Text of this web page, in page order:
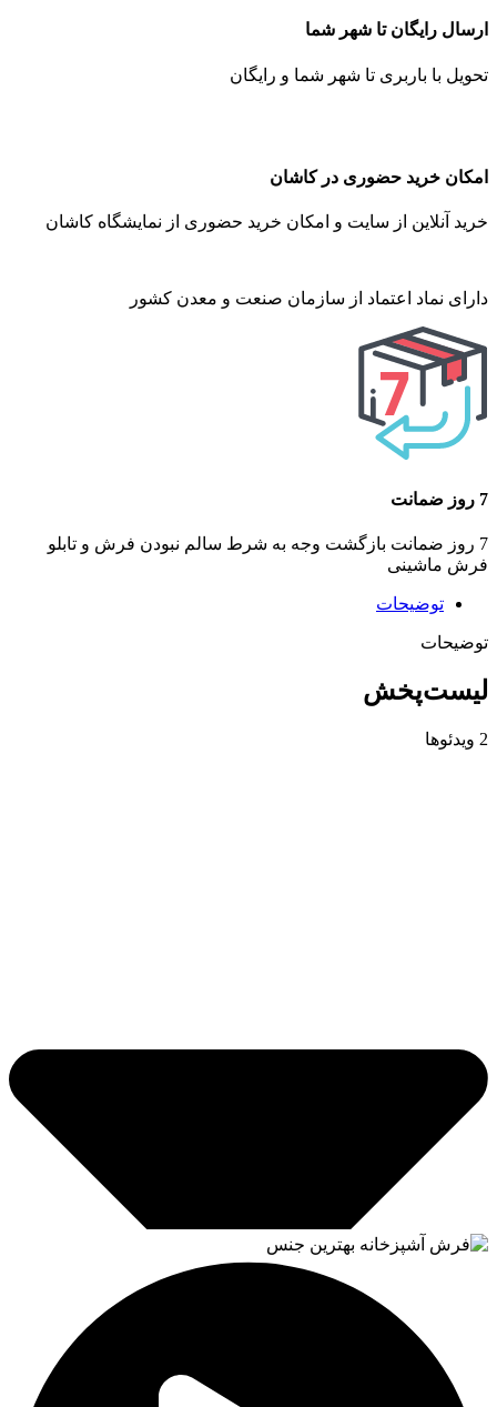
ارسال رایگان تا شهر شما
تحویل با باربری تا شهر شما و رایگان
امکان خرید حضوری در کاشان
خرید آنلاین از سایت و امکان خرید حضوری از نمایشگاه کاشان
دارای نماد اعتماد از سازمان صنعت و معدن کشور
7 روز ضمانت
7 روز ضمانت بازگشت وجه به شرط سالم نبودن فرش و تابلو
فرش ماشینی
توضیحات
توضیحات
لیست‌پخش
2 ویدئوها